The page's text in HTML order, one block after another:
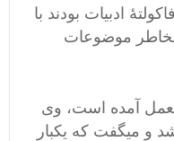
ادبیات بودند با
بخاطر موضوعات
بعمل آمده است، وی
و میگفت که یکبار